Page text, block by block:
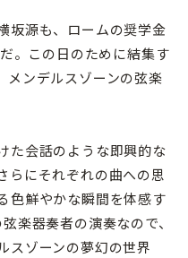
坂源も、ロームの奨学金
。この日のために結集す
メンデルスゾーンの弦楽
た会話のような即興的な
らにそれぞれの曲への思
色鮮やかな瞬間を体感す
楽器奏者の演奏なので、
スゾーンの夢幻の世界